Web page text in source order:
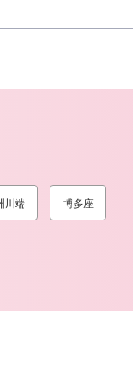
川端 博多座